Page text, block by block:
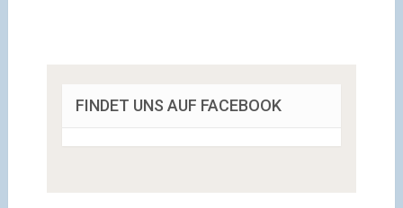
FINDET UNS AUF FACEBOOK